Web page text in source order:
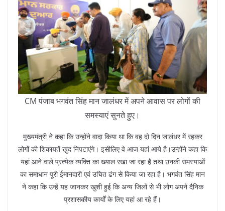
CM पंजाब भगवंत सिंह मान जालंधर में अपने आवास पर लोगों की
समस्याएं सुनते हुए।
मुख्यमंत्री ने कहा कि उन्होंने वादा किया था कि वह दो दिन जालंधर में रहकर
लोगों की शिकायतें खुद निपटाएंगे। इसीलिए वे आज यहां आये है।उन्होंने कहा कि
यहां आने वाले प्रत्येक व्यक्ति का ख्याल रखा जा रहा है तथा उनकी समस्याओं
का समाधान पूरी ईमानदारी एवं उचित ढंग से किया जा रहा है। भगवंत सिंह मान
ने कहा कि उन्हें यह जानकर खुशी हुई कि अन्य जिलों से भी लोग अपने दैनिक
प्रशासकीय कार्यों के लिए यहां आ रहे हैं।